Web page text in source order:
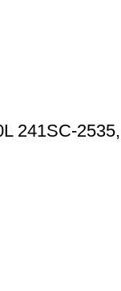
241SC-2535,